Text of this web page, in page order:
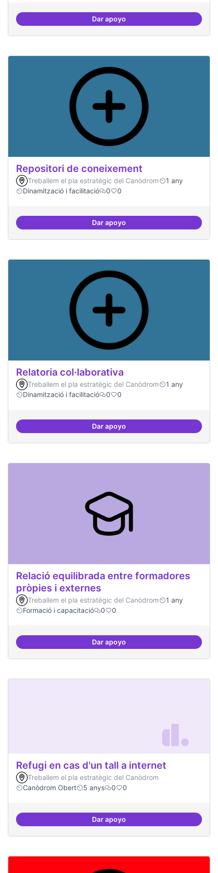
Dar apoyoResidències d'èxit
Repositori de coneixement
Treballem el pla estratègic del Canòdrom
1 any
Dinamització i facilitació
0 0
Dar apoyoRepositori de coneixement
Relatoria col·laborativa
Treballem el pla estratègic del Canòdrom
1 any
Dinamització i facilitació
0 0
Dar apoyoRelatoria col·laborativa
Relació equilibrada entre formadores
pròpies i externes
Treballem el pla estratègic del Canòdrom
1 any
Formació i capacitació
0 0
Dar apoyoRelació equilibrada entre
Refugi en cas d'un tall a internet
Treballem el pla estratègic del Canòdrom
Canòdrom Obert
5 anys 0 0
Dar apoyoRefugi en cas d'un tall a internet